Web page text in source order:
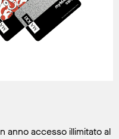
anno accesso illimitato al